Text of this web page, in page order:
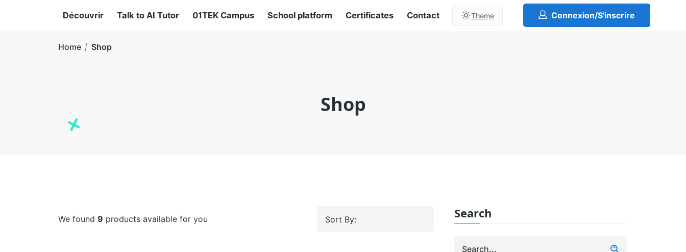
Découvrir Talk to AI Tutor 01TEK Campus School platform Certificates Contact Theme Connexion/S'inscrire
Home Shop
Shop
We found 9 products available for you Search